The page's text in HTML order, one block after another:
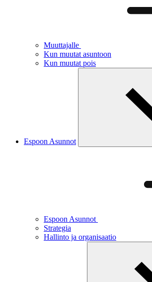
Muuttajalle
Kun muutat asuntoon
Kun muutat pois
Espoon Asunnot
Espoon Asunnot
Strategia
Hallinto ja organisaatio